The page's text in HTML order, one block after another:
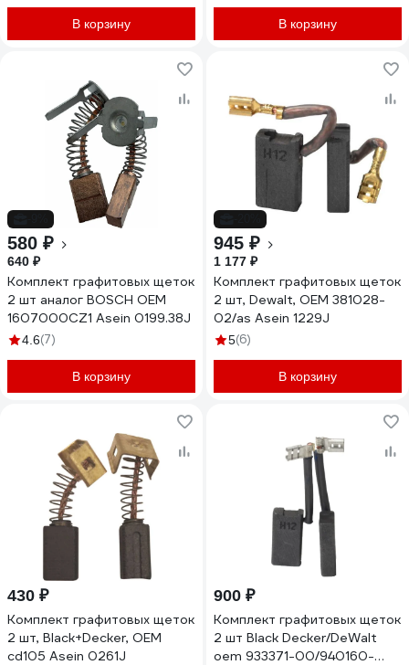
В корзину В корзину
580 ₽
640 ₽
Комплект графитовых щеток
2 шт аналог BOSCH OEM
1607000CZ1 Asein 0199.38J
4.6(7)
В корзину
945 ₽
1 177 ₽
Комплект графитовых щеток
2 шт, Dewalt, OEM 381028-
02/as Asein 1229J
5(6)
В корзину
430 ₽
Комплект графитовых щеток
2 шт, Black+Decker, OEM
cd105 Asein 0261J
900 ₽
Комплект графитовых щеток
2 шт Black Decker/DeWalt
oem 933371-00/940160-